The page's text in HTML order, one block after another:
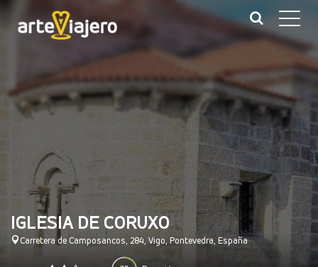
IGLESIA DE CORUXO
Carretera de Camposancos, 284, Vigo, Pontevedra, España